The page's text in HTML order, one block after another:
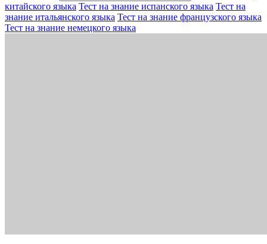
китайского языка Тест на знание испанского языка Тест на
знание итальянского языка Тест на знание французского языка
Тест на знание немецкого языка